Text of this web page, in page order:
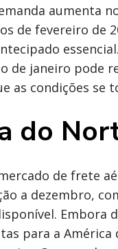
aumenta
de fevereiro de
de janeiro pode
as condições
do
de frete
a dezembro,
Embora
para a América